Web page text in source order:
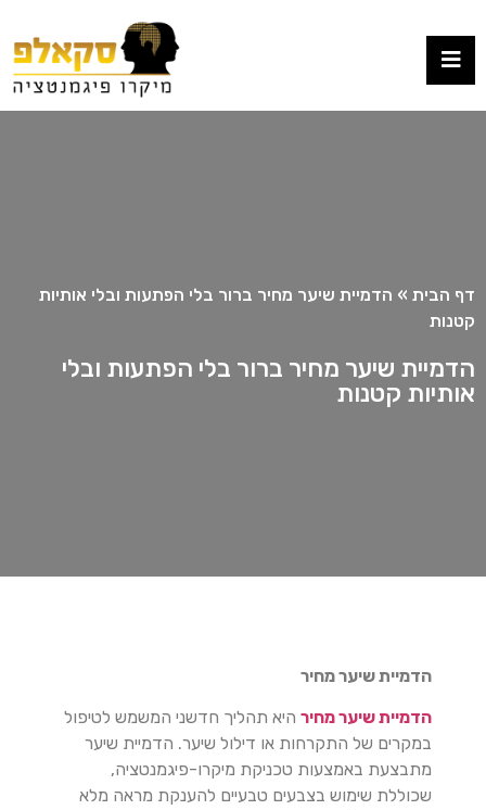
דף הבית » הדמיית שיער מחיר ברור בלי הפתעות ובלי אותיות
קטנות
הדמיית שיער מחיר ברור בלי הפתעות ובלי
אותיות קטנות
הדמיית שיער מחיר
הדמיית שיער מחיר היא תהליך חדשני המשמש לטיפול
במקרים של התקרחות או דילול שיער. הדמיית שיער
מתבצעת באמצעות טכניקת מיקרו-פיגמנטציה,
שכוללת שימוש בצבעים טבעיים להענקת מראה מלא